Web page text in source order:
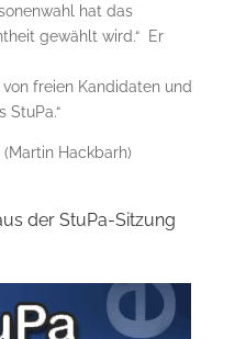
hat das
gewählt wird.“ Er
freien Kandidaten und
StuPa.“
Hackbarh)
der StuPa-Sitzung